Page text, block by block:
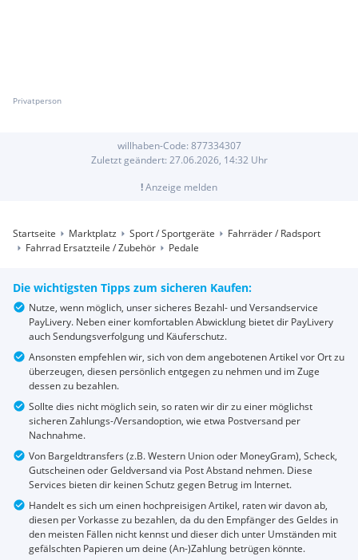
Privatperson
willhaben-Code: 877334307
Zuletzt geändert: 27.06.2026, 14:32 Uhr
!Anzeige melden
Startseite Marktplatz Sport / Sportgeräte
Fahrräder / Radsport
Fahrrad Ersatzteile / Zubehör
Pedale
Die wichtigsten Tipps zum sicheren Kaufen:
Nutze, wenn möglich, unser sicheres Bezahl- und Versandservice
PayLivery. Neben einer komfortablen Abwicklung bietet dir PayLivery
auch Sendungsverfolgung und Käuferschutz.
Ansonsten empfehlen wir, sich von dem angebotenen Artikel vor Ort zu
überzeugen, diesen persönlich entgegen zu nehmen und im Zuge
dessen zu bezahlen.
Sollte dies nicht möglich sein, so raten wir dir zu einer möglichst
sicheren Zahlungs-/Versandoption, wie etwa Postversand per
Nachnahme.
Von Bargeldtransfers (z.B. Western Union oder MoneyGram), Scheck,
Gutscheinen oder Geldversand via Post Abstand nehmen. Diese
Services bieten dir keinen Schutz gegen Betrug im Internet.
Handelt es sich um einen hochpreisigen Artikel, raten wir davon ab,
diesen per Vorkasse zu bezahlen, da du den Empfänger des Geldes in
den meisten Fällen nicht kennst und dieser dich unter Umständen mit
gefälschten Papieren um deine (An-)Zahlung betrügen könnte.